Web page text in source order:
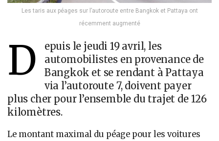
Les taris aux péages sur l’autoroute entre Bangkok et Pattaya ont
récemment augmenté
D
epuis le jeudi 19 avril, les
automobilistes en provenance de
Bangkok et se rendant à Pattaya
via l’autoroute 7, doivent payer
plus cher pour l’ensemble du trajet de 126
kilomètres.
Le montant maximal du péage pour les voitures